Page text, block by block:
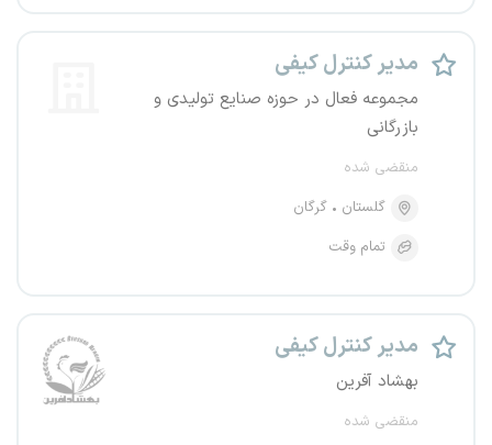
مدیر کنترل کیفی
مجموعه فعال در حوزه صنایع تولیدی و
بازرگانی
منقضی شده
گلستان
گرگان
تمام وقت
مدیر کنترل کیفی
بهشاد آفرین
منقضی شده